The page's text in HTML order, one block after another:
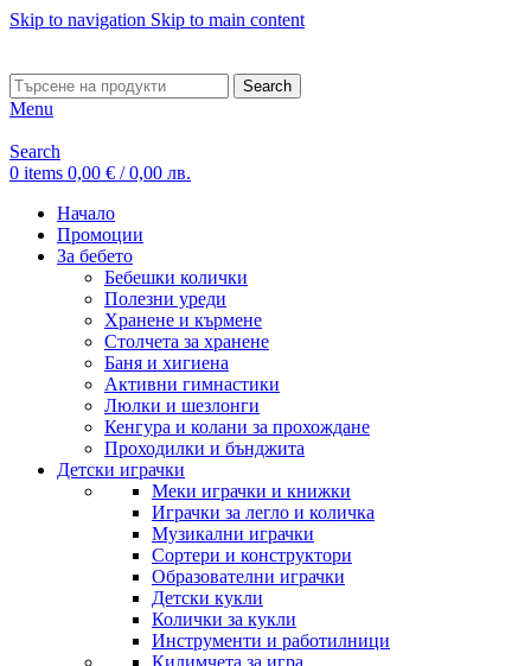
Skip to navigation Skip to main content
Search
Menu
Search
0 items 0,00 € / 0,00 лв.
Начало
Промоции
За бебето
Бебешки колички
Полезни уреди
Хранене и кърмене
Столчета за хранене
Баня и хигиена
Активни гимнастики
Люлки и шезлонги
Кенгура и колани за прохождане
Проходилки и бънджита
Детски играчки
Меки играчки и книжки
Играчки за легло и количка
Музикални играчки
Сортери и конструктори
Образователни играчки
Детски кукли
Колички за кукли
Инструменти и работилници
Килимчета за игра